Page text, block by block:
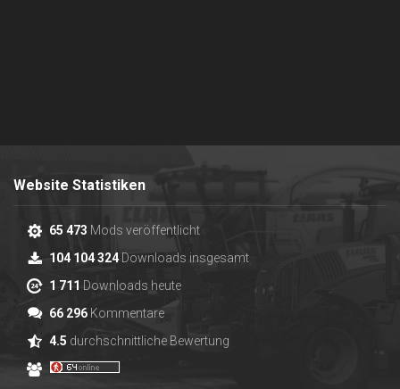
Website Statistiken
65 473 Mods veröffentlicht
104 104 324Downloads insgesamt
1 711 Downloads heute
66 296 Kommentare
4.5 durchschnittliche Bewertung